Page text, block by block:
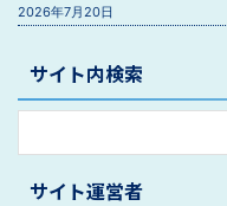
2026年7月20日
サイト内検索
サイト運営者